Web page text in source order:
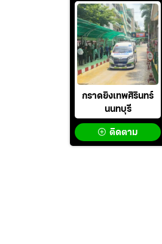
กราดยิงเทพศิรินทร์
นนทบุรี
ติดตาม